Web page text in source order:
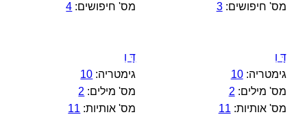
מס' חיפושים:3
מס' חיפושים: 4
דָּ וִ
גימטריה:10
מס' מילים: 2
מס' אותיות: 11
דָּ וִ
גימטריה: 10
מס' מילים: 2
מס' אותיות: 11